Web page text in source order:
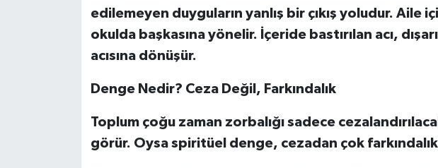
edilemeyen duyguların yanlış bir çıkış yoludur. Aile
okulda başkasına yönelir. İçeride bastırılan acı,
acısına dönüşür.
Denge Nedir? Ceza Değil, Farkındalık
Toplum çoğu zaman zorbalığı sadece
görür. Oysa spiritüel denge, cezadan çok